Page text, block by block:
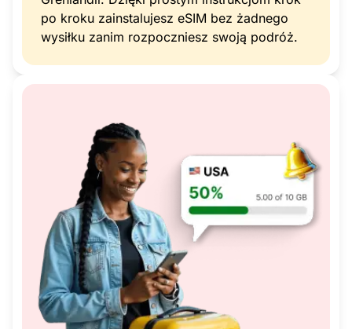
po kroku zainstalujesz eSIM bez żadnego
wysiłku zanim rozpoczniesz swoją podróż.